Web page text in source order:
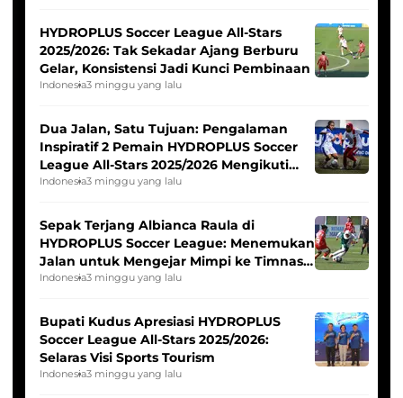
HYDROPLUS Soccer League All-Stars
2025/2026: Tak Sekadar Ajang Berburu
Gelar, Konsistensi Jadi Kunci Pembinaan
Indonesia3 minggu yang lalu
Dua Jalan, Satu Tujuan: Pengalaman
Inspiratif 2 Pemain HYDROPLUS Soccer
League All-Stars 2025/2026 Mengikuti
Seleksi Timnas Indonesia Putri
Indonesia3 minggu yang lalu
Sepak Terjang Albianca Raula di
HYDROPLUS Soccer League: Menemukan
Jalan untuk Mengejar Mimpi ke Timnas
Indonesia Putri
Indonesia3 minggu yang lalu
Bupati Kudus Apresiasi HYDROPLUS
Soccer League All-Stars 2025/2026:
Selaras Visi Sports Tourism
Indonesia3 minggu yang lalu